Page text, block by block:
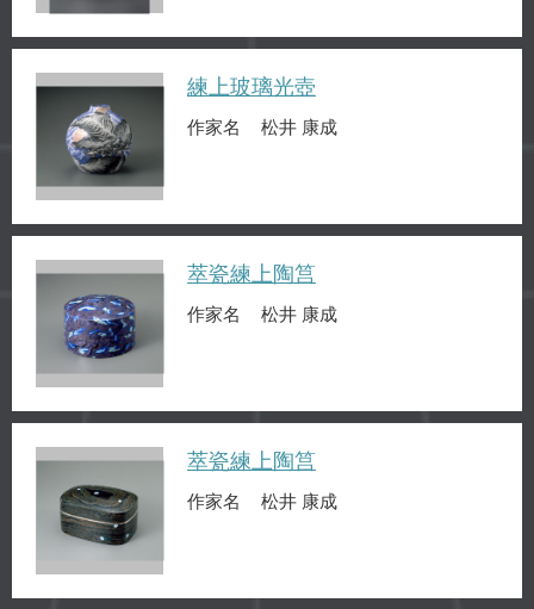
練上玻璃光壺
作家名 松井 康成
萃瓷練上陶筥
作家名 松井 康成
萃瓷練上陶筥
作家名 松井 康成